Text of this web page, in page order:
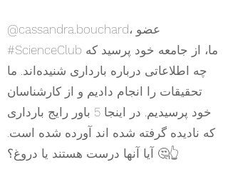
@cassandra.bouchard، عضو
#ScienceClub ما، از جامعه خود پرسید که
چه اطلاعاتی درباره بارداری شنیده‌اند. ما
تحقیقات را انجام دادیم و از کارشناسان
خود پرسیدیم. در اینجا 5 باور رایج بارداری
که نادیده گرفته شده اند آورده شده است.
آیا آنها درست هستند یا دروغ؟ 🤔👆